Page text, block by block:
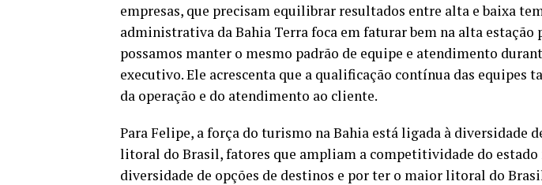
empresas, que precisam equilibrar resultados entre alta e baixa
administrativa da Bahia Terra foca em faturar bem na alta estação
possamos manter o mesmo padrão de equipe e atendimento
executivo. Ele acrescenta que a qualificação contínua das equipes
da operação e do atendimento ao cliente.
Para Felipe, a força do turismo na Bahia está ligada à diversidade
litoral do Brasil, fatores que ampliam a competitividade do estado
diversidade de opções de destinos e por ter o maior litoral do